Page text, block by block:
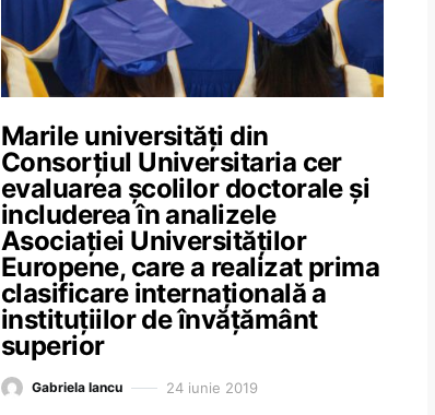
Marile universități din
Consorțiul Universitaria cer
evaluarea școlilor doctorale și
includerea în analizele
Asociației Universităților
Europene, care a realizat prima
clasificare internațională a
instituțiilor de învățământ
superior
Gabriela Iancu 24 iunie 2019